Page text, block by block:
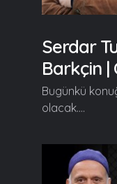
Serdar
Barkçin |
Bugünkü
olacak....